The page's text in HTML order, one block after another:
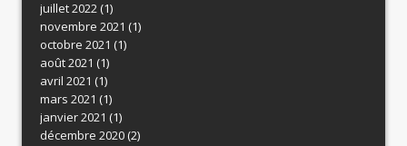
juillet 2022(1)
novembre 2021 (1)
octobre 2021 (1)
août 2021 (1)
avril 2021 (1)
mars 2021 (1)
janvier 2021 (1)
décembre 2020(2)